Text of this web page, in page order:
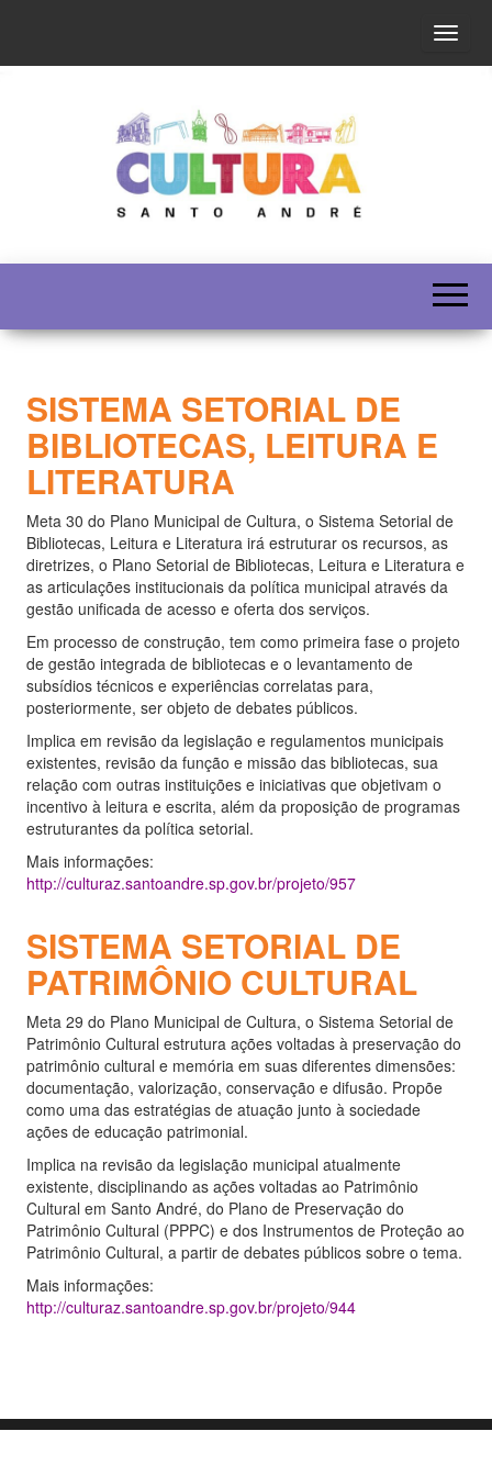
SECULT
SISTEMA SETORIAL DE
BIBLIOTECAS, LEITURA E
LITERATURA
Meta 30 do Plano Municipal de Cultura, o Sistema Setorial de
Bibliotecas, Leitura e Literatura irá estruturar os recursos, as
diretrizes, o Plano Setorial de Bibliotecas, Leitura e Literatura e
as articulações institucionais da política municipal através da
gestão unificada de acesso e oferta dos serviços.
Em processo de construção, tem como primeira fase o projeto
de gestão integrada de bibliotecas e o levantamento de
subsídios técnicos e experiências correlatas para,
posteriormente, ser objeto de debates públicos.
Implica em revisão da legislação e regulamentos municipais
existentes, revisão da função e missão das bibliotecas, sua
relação com outras instituições e iniciativas que objetivam o
incentivo à leitura e escrita, além da proposição de programas
estruturantes da política setorial.
Mais informações:
http://culturaz.santoandre.sp.gov.br/projeto/957
SISTEMA SETORIAL DE
PATRIMÔNIO CULTURAL
Meta 29 do Plano Municipal de Cultura, o Sistema Setorial de
Patrimônio Cultural estrutura ações voltadas à preservação do
patrimônio cultural e memória em suas diferentes dimensões:
documentação, valorização, conservação e difusão. Propõe
como uma das estratégias de atuação junto à sociedade
ações de educação patrimonial.
Implica na revisão da legislação municipal atualmente
existente, disciplinando as ações voltadas ao Patrimônio
Cultural em Santo André, do Plano de Preservação do
Patrimônio Cultural (PPPC) e dos Instrumentos de Proteção ao
Patrimônio Cultural, a partir de debates públicos sobre o tema.
Mais informações:
http://culturaz.santoandre.sp.gov.br/projeto/944